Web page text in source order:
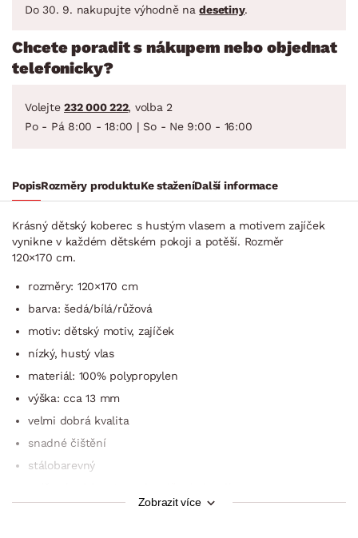
Do 30. 9. nakupujte výhodně nadesetiny.
Chcete poradit s nákupem nebo objednat
telefonicky?
Volejte 232 000 222, volba 2
Po - Pá 8:00 - 18:00 | So - Ne 9:00 - 16:00
PopisRozměry produktuKe staženíDalší informace
Krásný dětský koberec s hustým vlasem a motivem zajíček
vynikne v každém dětském pokoji a potěší. Rozměr
120×170 cm.
rozměry: 120×170 cm
barva: šedá/bílá/růžová
motiv: dětský motiv, zajíček
nízký, hustý vlas
materiál: 100% polypropylen
výška: cca 13 mm
velmi dobrá kvalita
snadné čištění
stálobarevný
Zobrazit více